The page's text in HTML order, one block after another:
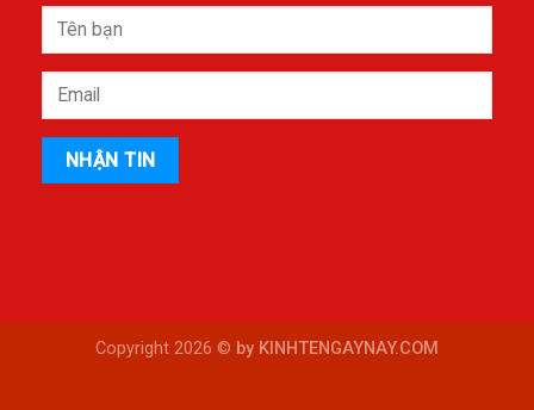
Copyright 2026 © by KINHTENGAYNAY.COM